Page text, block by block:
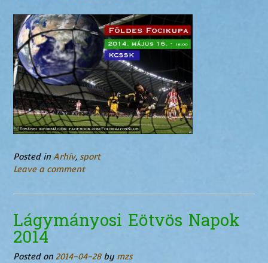
Posted in Arhív, sport
Leave a comment
Lágymányosi Eötvös Napok
2014
Posted on 2014-04-28by mzs